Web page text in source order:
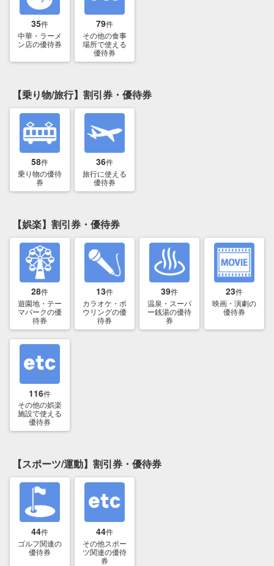
35件
中華・ラーメ
ン店の優待券
79件
その他の食事
場所で使える
優待券
【乗り物/旅行】割引券・優待券
58件
乗り物の優待
券
36件
旅行に使える
優待券
【娯楽】割引券・優待券
28件
遊園地・テー
マパークの優
待券
13件
カラオケ・ボ
ウリングの優
待券
39件
温泉・スーパ
ー銭湯の優待
券
23件
映画・演劇の
優待券
116件
その他の娯楽
施設で使える
優待券
【スポーツ/運動】割引券・優待券
44件
ゴルフ関連の
優待券
44件
その他スポー
ツ関連の優待
券